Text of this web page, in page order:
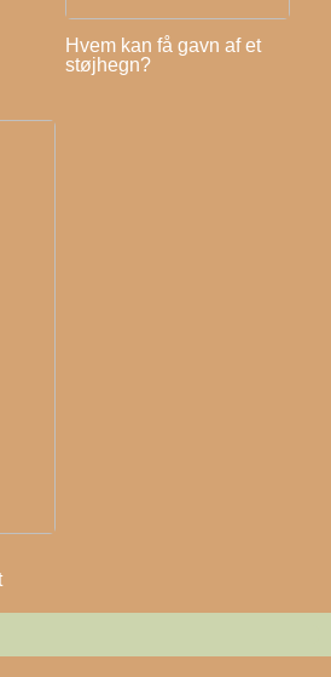
Hvem kan få gavn af et
støjhegn?